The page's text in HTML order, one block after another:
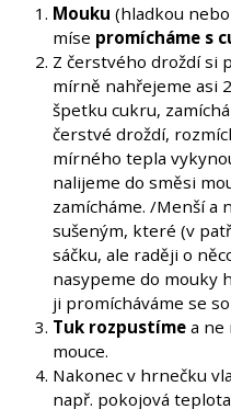
Mouku (hladkou
míse promícháme s
Z čerstvého droždí si
mírně nahřejeme asi
špetku cukru,
čerstvé droždí,
mírného tepla
nalijeme do směsi
zamícháme. /Menší a
sušeným, které (v
sáčku, ale raději o
nasypeme do mouky
ji promícháváme se
Tuk rozpustímea ne
mouce.
Nakonec v hrnečku
např. pokojová